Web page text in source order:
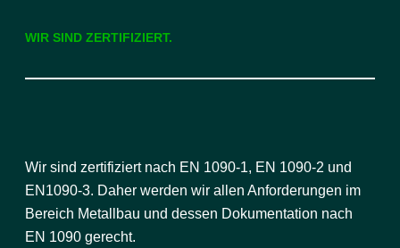
WIR SIND ZERTIFIZIERT.
Wir sind zertifiziert nach EN 1090-1, EN 1090-2 und
EN1090-3. Daher werden wir allen Anforderungen im
Bereich Metallbau und dessen Dokumentation nach
EN 1090 gerecht.